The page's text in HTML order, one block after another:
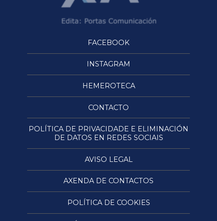
FACEBOOK
INSTAGRAM
HEMEROTECA
CONTACTO
POLÍTICA DE PRIVACIDADE E ELIMINACIÓN
DE DATOS EN REDES SOCIAIS
AVISO LEGAL
AXENDA DE CONTACTOS
POLÍTICA DE COOKIES